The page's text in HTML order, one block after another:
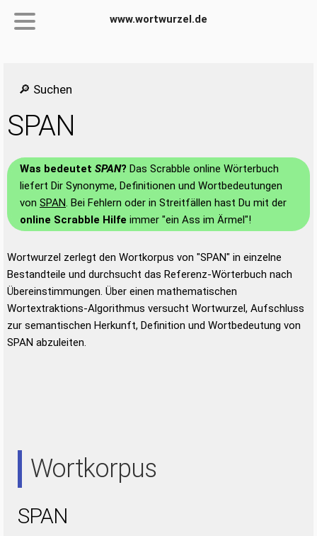
www.wortwurzel.de
🔎 Suchen
SPAN
Was bedeutet SPAN? Das Scrabble online Wörterbuch
liefert Dir Synonyme, Definitionen und Wortbedeutungen
von SPAN. Bei Fehlern oder in Streitfällen hast Du mit der
online Scrabble Hilfe immer "ein Ass im Ärmel"!
Wortwurzel zerlegt den Wortkorpus von "SPAN" in einzelne
Bestandteile und durchsucht das Referenz-Wörterbuch nach
Übereinstimmungen. Über einen mathematischen
Wortextraktions-Algorithmus versucht Wortwurzel, Aufschluss
zur semantischen Herkunft, Definition und Wortbedeutung von
SPAN abzuleiten.
Wortkorpus
SPAN